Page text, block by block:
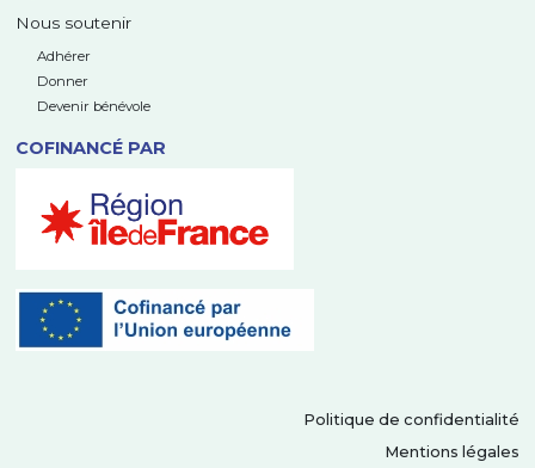
Nous soutenir
Adhérer
Donner
Devenir bénévole
COFINANCÉ PAR
Politique de confidentialité
Mentions légales